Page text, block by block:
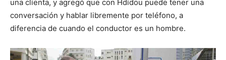
una clienta, y agregó que con Hdidou puede tener una
conversación y hablar libremente por teléfono, a
diferencia de cuando el conductor es un hombre.